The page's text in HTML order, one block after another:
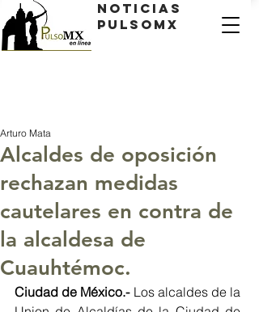
Noticias
PulsoMX
Alcaldes de oposición
rechazan medidas
cautelares en contra de
la alcaldesa de
Cuauhtémoc.
Arturo Mata
Ciudad de México.- Los alcaldes de la